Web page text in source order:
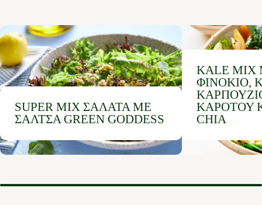
SUPER MIX ΣΑΛΆΤΑ ΜΕ
ΣΆΛΤΣΑ GREEN GODDESS
KALE
ΦΙΝΌΚΙΟ,
ΚΑΡΌΤΟΥ
CHIA